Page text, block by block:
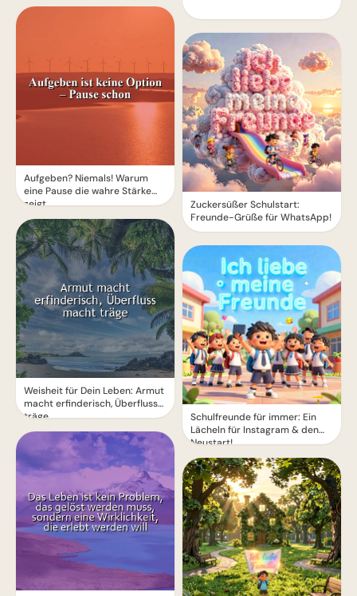
Aufgeben? Niemals! Warum
eine Pause die wahre Stärke
zeigt.
Weisheit für Dein Leben: Armut
macht erfinderisch, Überfluss
träge
Zuckersüßer Schulstart:
Freunde-Grüße für WhatsApp!
Schulfreunde für immer: Ein
Lächeln für Instagram & den
Neustart!